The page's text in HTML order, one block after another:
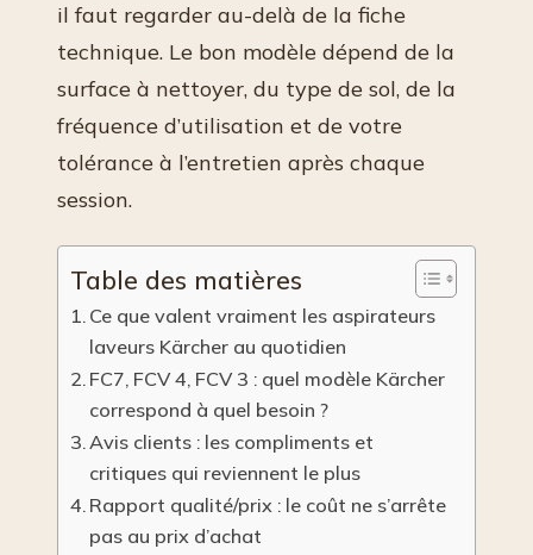
il faut regarder au-delà de la fiche
technique. Le bon modèle dépend de la
surface à nettoyer, du type de sol, de la
fréquence d’utilisation et de votre
tolérance à l’entretien après chaque
session.
Table des matières
Ce que valent vraiment les aspirateurs
laveurs Kärcher au quotidien
FC7, FCV 4, FCV 3 : quel modèle Kärcher
correspond à quel besoin ?
Avis clients : les compliments et
critiques qui reviennent le plus
Rapport qualité/prix : le coût ne s’arrête
pas au prix d’achat